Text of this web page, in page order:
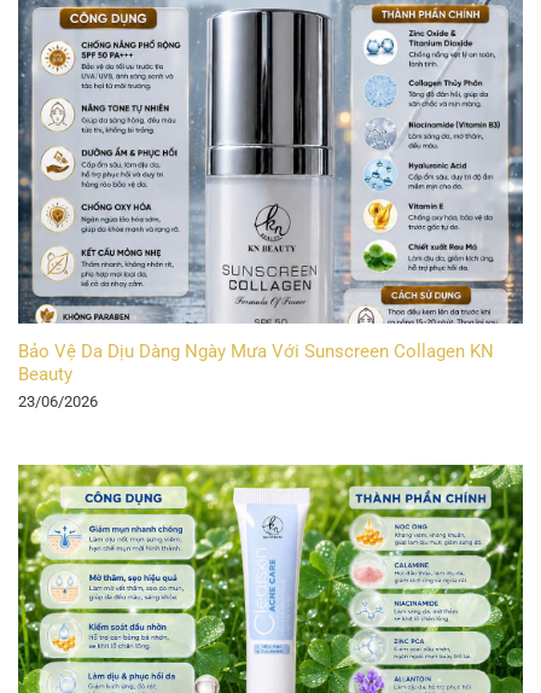
Bảo Vệ Da Dịu Dàng Ngày Mưa Với Sunscreen Collagen KN
Beauty
23/06/2026